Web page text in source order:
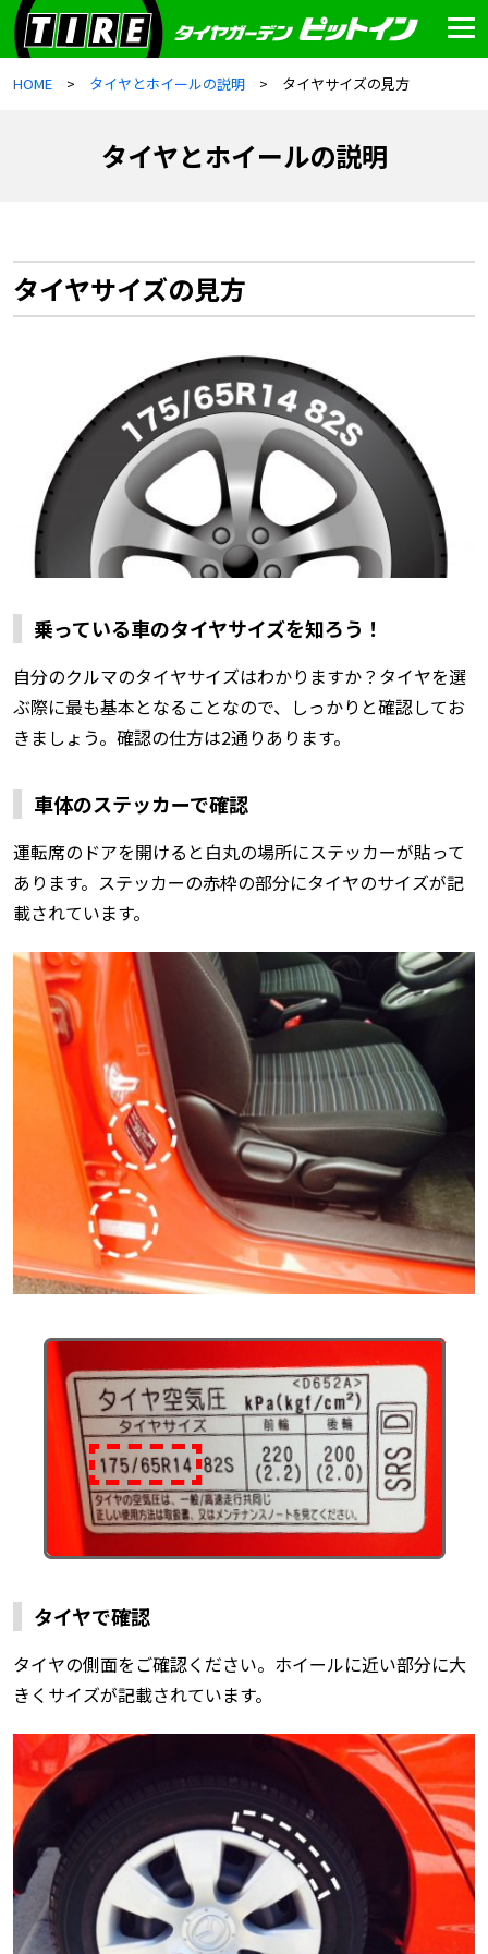
HOME タイヤとホイールの説明 タイヤサイズの見方
タイヤとホイールの説明
タイヤサイズの見方
乗っている車のタイヤサイズを知ろう！
自分のクルマのタイヤサイズはわかりますか？タイヤを選
ぶ際に最も基本となることなので、しっかりと確認してお
きましょう。確認の仕方は2通りあります。
車体のステッカーで確認
運転席のドアを開けると白丸の場所にステッカーが貼って
あります。ステッカーの赤枠の部分にタイヤのサイズが記
載されています。
タイヤで確認
タイヤの側面をご確認ください。ホイールに近い部分に大
きくサイズが記載されています。